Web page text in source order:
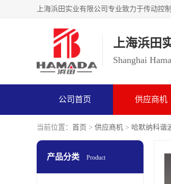
上海浜田
Shanghai
公司首页 供应商机
当前位置： 首页 > 供应商机 > 哈默纳科谐
产品分类 Product